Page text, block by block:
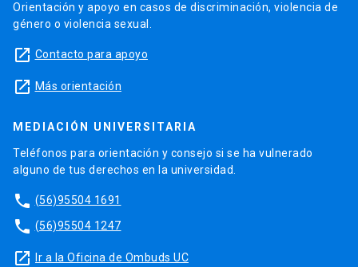
Orientación y apoyo en casos de discriminación, violencia de
género o violencia sexual.
launch Contacto para apoyo
launch Más orientación
MEDIACIÓN UNIVERSITARIA
Teléfonos para orientación y consejo si se ha vulnerado
alguno de tus derechos en la universidad.
phone (56)95504 1691
phone (56)95504 1247
launch Ir a la Oficina de Ombuds UC